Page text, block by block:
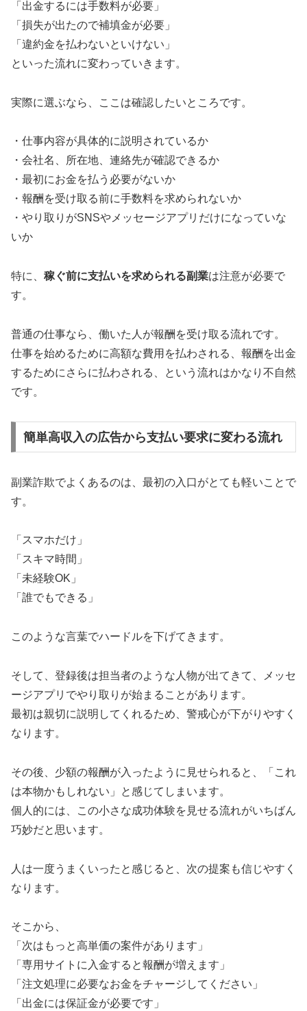
「出金するには手数料が必要」
「損失が出たので補填金が必要」
「違約金を払わないといけない」
といった流れに変わっていきます。
実際に選ぶなら、ここは確認したいところです。
・仕事内容が具体的に説明されているか
・会社名、所在地、連絡先が確認できるか
・最初にお金を払う必要がないか
・報酬を受け取る前に手数料を求められないか
・やり取りがSNSやメッセージアプリだけになっていな
いか
特に、 稼ぐ前に支払いを求められる副業は注意が必要で
す。
普通の仕事なら、働いた人が報酬を受け取る流れです。
仕事を始めるために高額な費用を払わされる、報酬を出金
するためにさらに払わされる、という流れはかなり不自然
です。
簡単高収入の広告から支払い要求に変わる流れ
副業詐欺でよくあるのは、最初の入口がとても軽いことで
す。
「スマホだけ」
「スキマ時間」
「未経験OK」
「誰でもできる」
このような言葉でハードルを下げてきます。
そして、登録後は担当者のような人物が出てきて、メッセ
ージアプリでやり取りが始まることがあります。
最初は親切に説明してくれるため、警戒心が下がりやすく
なります。
その後、少額の報酬が入ったように見せられると、「これ
は本物かもしれない」と感じてしまいます。
個人的には、この小さな成功体験を見せる流れがいちばん
巧妙だと思います。
人は一度うまくいったと感じると、次の提案も信じやすく
なります。
そこから、
「次はもっと高単価の案件があります」
「専用サイトに入金すると報酬が増えます」
「注文処理に必要なお金をチャージしてください」
「出金には保証金が必要です」